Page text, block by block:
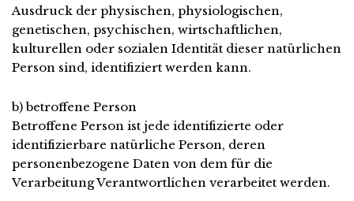
Ausdruck der physischen, physiologischen,
genetischen, psychischen, wirtschaftlichen,
kulturellen oder sozialen Identität dieser natürlichen
Person sind, identifiziert werden kann.
b) betroffene Person
Betroffene Person ist jede identifizierte oder
identifizierbare natürliche Person, deren
personenbezogene Daten von dem für die
Verarbeitung Verantwortlichen verarbeitet werden.